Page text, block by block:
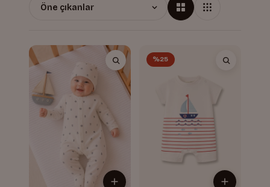
%25